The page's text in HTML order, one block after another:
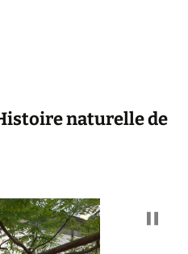
naturelle de